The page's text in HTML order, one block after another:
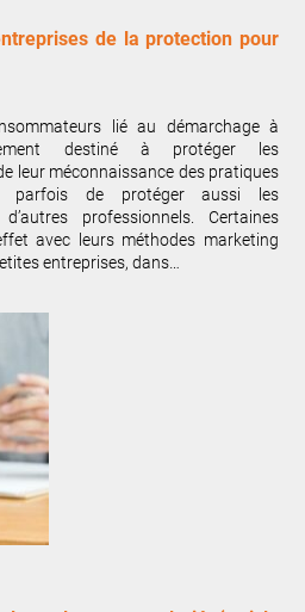
de la protection pour
lié au démarchage à
destiné à protéger les
leur méconnaissance des pratiques
parfois de protéger aussi les
professionnels. Certaines
avec leurs méthodes marketing
entreprises, dans…